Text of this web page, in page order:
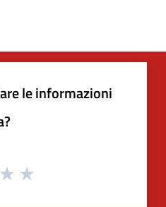
le informazioni